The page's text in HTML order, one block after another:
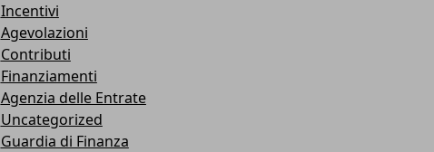
Incentivi
Agevolazioni
Contributi
Finanziamenti
Agenzia delle Entrate
Uncategorized
Guardia di Finanza